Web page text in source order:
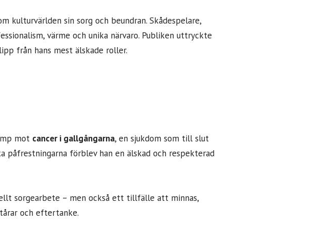
kulturvärlden sin sorg och beundran. Skådespelare,
värme och unika närvaro. Publiken uttryckte
från hans mest älskade roller.
mot cancer i gallgångarna, en sjukdom som till slut
påfrestningarna förblev han en älskad och respekterad
sorgearbete – men också ett tillfälle att minnas,
och eftertanke.